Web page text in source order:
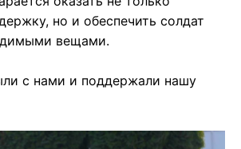
но и обеспечить солдат
вещами.
с нами и поддержали нашу